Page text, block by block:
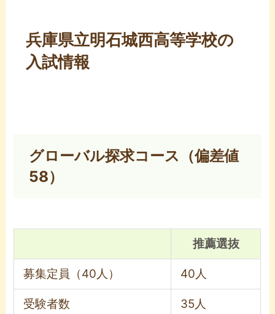
兵庫県立明石城西高等学校の
入試情報
グローバル探求コース（偏差値
58）
推薦選抜
募集定員（40人） 40人
受験者数 35人